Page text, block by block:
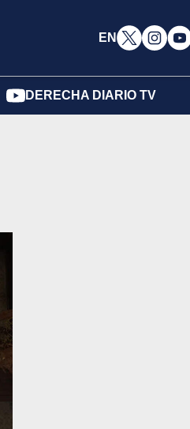
EN
DERECHA DIARIO TV